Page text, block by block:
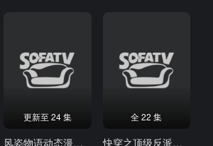
更新至 24 集
风姿物语动态漫第二季
全 22 集
快穿之顶级反派要洗白动态漫画第2季